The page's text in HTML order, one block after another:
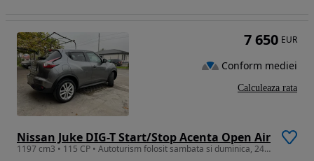
Nissan Juke DIG-T Start/Stop Acenta Open Air
1197 cm3 • 115 CP • Autoturism folosit sambata si duminica, 24 din 24 tinut in garaj
7 650 EUR
Conform mediei
Calculeaza rata